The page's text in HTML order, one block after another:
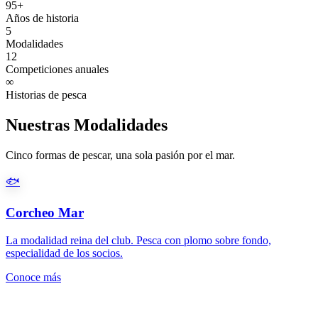
95+
Años de historia
5
Modalidades
12
Competiciones anuales
∞
Historias de pesca
Nuestras Modalidades
Cinco formas de pescar, una sola pasión por el mar.
🐟
Corcheo Mar
La modalidad reina del club. Pesca con plomo sobre fondo,
especialidad de los socios.
Conoce más